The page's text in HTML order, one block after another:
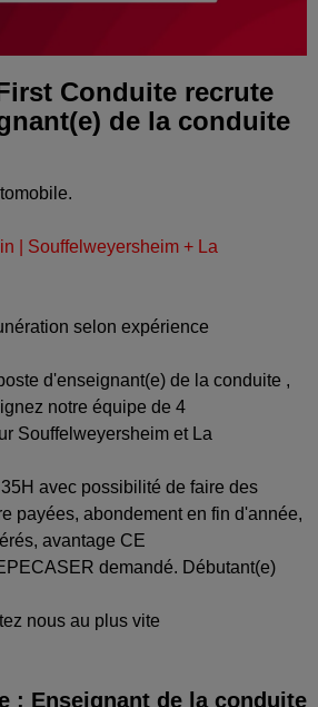
Conduite recrute
de la conduite
| Souffelweyersheim + La
selon expérience
d'enseignant(e) de la conduite ,
notre équipe de 4
Souffelweyersheim et La
avec possibilité de faire des
payées, abondement en fin d'année,
avantage CE
demandé. Débutant(e)
nous au plus vite
: Enseignant de la conduite